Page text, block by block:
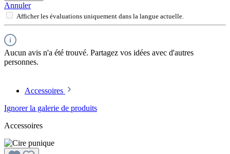
Annuler
Afficher les évaluations uniquement dans la langue actuelle.
Aucun avis n'a été trouvé. Partagez vos idées avec d'autres
personnes.
Accessoires
Ignorer la galerie de produits
Accessoires